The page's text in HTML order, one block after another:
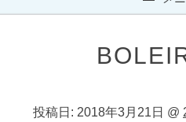
投稿日: 2018年3月21日 @